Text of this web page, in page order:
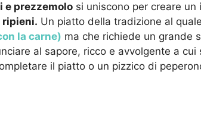
e prezzemolo si uniscono per creare
ripieni. Un piatto della tradizione al
la carne) ma che richiede un grande
al sapore, ricco e avvolgente a cui
il piatto o un pizzico di